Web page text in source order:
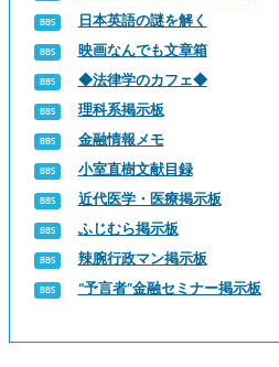
日本英語の謎を解く
映画なんでも文章箱
◆法律学のカフェ◆
理科系掲示板
金融情報メモ
小室直樹文献目録
近代医学・医療掲示板
ふじむら掲示板
辣腕行政マン掲示板
“予言者”金融セミナー掲示板